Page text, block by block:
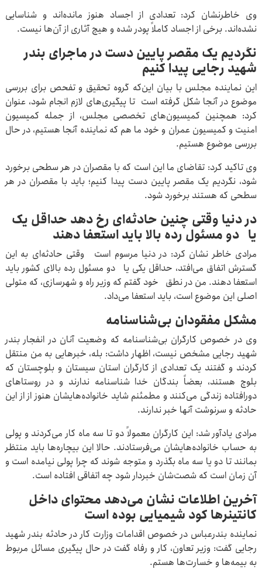
وی خاطرنشان کرد: تعدادی از اجساد هنوز مانده‌اند و شناسایی
نشده‌اند. برخی از اجساد کاملاً پودر شده و هیچ آثاری از آن‌ها نیست.
نگردیم یک مقصر پایین دست در ماجرای بندر
شهید رجایی پیدا کنیم
این نماینده مجلس با بیان این‌که گروه تحقیق و تفحص برای بررسی
موضوع در آنجا شکل گرفته است تا پیگیری‌های لازم انجام شود، عنوان
کرد: همچنین کمیسیون‌های تخصصی مجلس، از جمله کمیسیون
امنیت و کمیسیون عمران و خود ما هم که نماینده آنجا هستیم، در حال
بررسی موضوع هستیم.
وی تاکید کرد: تقاضای ما این است که با مقصران در هر سطحی برخورد
شود، نگردیم یک مقصر پایین دست پیدا کنیم؛ باید با مقصران در هر
سطحی که هستند برخورد شود.
در دنیا وقتی چنین حادثه‌ای رخ دهد حداقل یک
یا دو مسئول رده بالا باید استعفا دهند
مرادی خاطر نشان کرد: در دنیا مرسوم است وقتی حادثه‌ای به این
گسترش اتفاق می‌افتد، حداقل یکی یا دو مسئول رده بالای کشور باید
استعفا دهند. من در نطق خود گفتم که وزیر راه و شهرسازی، که متولی
اصلی این موضوع است، باید استعفا می‌داد.
مشکل مفقودان بی‌شناسنامه
وی در خصوص کارگران بی‌شناسنامه که وضعیت آنان در انفجار بندر
شهید رجایی مشخص نیست، اظهار داشت: بله، خبرهایی به من منتقل
کردند و گفتند یک تعدادی از کارگران استان سیستان و بلوچستان که
بلوچ هستند، بعضاً بندگان خدا شناسنامه ندارند و در روستاهای
دورافتاده زندگی می‌کنند و مطمئنم شاید خانواده‌هایشان هنوز از از این
حادثه و سرنوشت آنها خبر ندارند.
مرادی یادآور شد: این کارگران معمولاً دو تا سه ماه کار می‌کردند و پولی
به حساب خانواده‌هایشان می‌فرستادند. حالا این بیچاره‌ها باید منتظر
بمانند تا دو یا سه ماه بگذرد و متوجه شوند که چرا پولی نیامده است و
آن زمان است که شصت‌شان خبردار شود چه اتفاقی افتاده است.
آخرین اطلاعات نشان می‌دهد محتوای داخل
کانتینرها کود شیمیایی بوده است
نماینده بندرعباس در خصوص اقدامات وزارت کار در حادثه بندر شهید
رجایی گفت: وزیر تعاون، کار و رفاه گفت در حال پیگیری مسائل مربوط
به بیمه‌ها و خسارت‌ها هستم.